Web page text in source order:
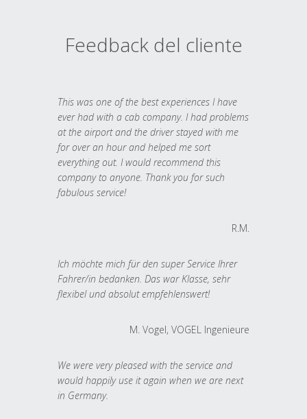
Feedback del cliente
This was one of the best experiences I have
ever had with a cab company. I had problems
at the airport and the driver stayed with me
for over an hour and helped me sort
everything out. I would recommend this
company to anyone. Thank you for such
fabulous service!
R.M.
Ich möchte mich für den super Service Ihrer
Fahrer/in bedanken. Das war Klasse, sehr
flexibel und absolut empfehlenswert!
M. Vogel, VOGEL Ingenieure
We were very pleased with the service and
would happily use it again when we are next
in Germany.